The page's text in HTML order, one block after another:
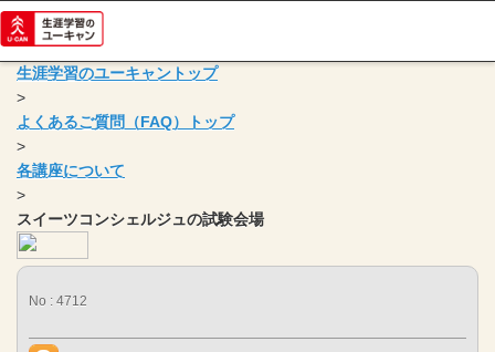
生涯学習のユーキャントップ
>
よくあるご質問（FAQ）トップ
>
各講座について
>
スイーツコンシェルジュの試験会場
No : 4712